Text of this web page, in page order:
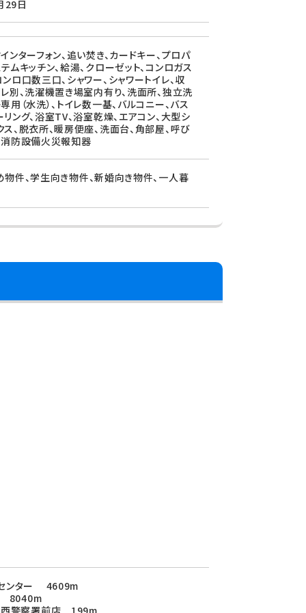
29日
ンターフォン、追い焚き、カードキー、プロパ
ムキッチン、給湯、クローゼット、コンロガス
ロ口数三口、シャワー、シャワートイレ、収
レ別、洗濯機置き場室内有り、洗面所、独立洗
用（水洗）、トイレ数一基、バルコニー、バス
ング、浴室TV、浴室乾燥、エアコン、大型シ
ス、脱衣所、暖房便座、洗面台、角部屋、呼び
消防設備火災報知器
件、学生向き物件、新婚向き物件、一人暮
ンター 4609m
8040m
西警察署前店 199m